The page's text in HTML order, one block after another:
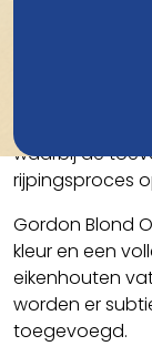
waarbij de
rijpingsproces
Gordon Blond
kleur en een
eikenhouten
worden er
toegevoegd.